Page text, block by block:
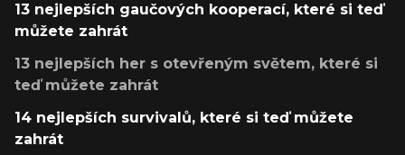
13 nejlepších gaučových kooperací, které si teď
můžete zahrát
13 nejlepších her s otevřeným světem, které si
teď můžete zahrát
14 nejlepších survivalů, které si teď můžete
zahrát